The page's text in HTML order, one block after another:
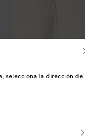
selecciona la dirección de